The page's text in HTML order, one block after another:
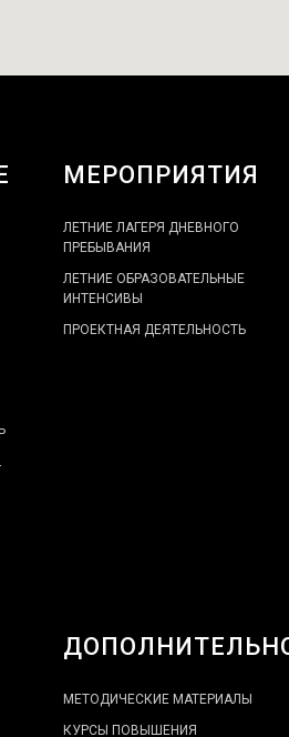
МЕРОПРИЯТИЯ
ЛЕТНИЕ ЛАГЕРЯ ДНЕВНОГО
ПРЕБЫВАНИЯ
ЛЕТНИЕ ОБРАЗОВАТЕЛЬНЫЕ
ИНТЕНСИВЫ
ПРОЕКТНАЯ ДЕЯТЕЛЬНОСТЬ
МЕТОДИЧЕСКИЕ МАТЕРИАЛЫ
КУРСЫ ПОВЫШЕНИЯ